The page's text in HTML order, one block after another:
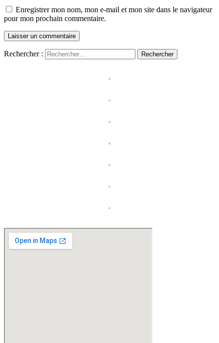
Enregistrer mon nom, mon e-mail et mon site dans le navigateur
pour mon prochain commentaire.
Rechercher :